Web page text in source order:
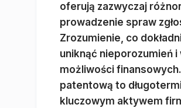
oferują zazwyczaj
prowadzenie spraw
Zrozumienie, co
uniknąć nieporozumień
możliwości
patentową to
kluczowym aktywem